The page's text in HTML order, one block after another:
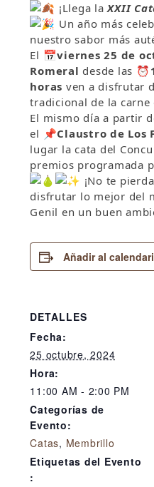
¡Llega la XXII
Un año más
nuestro sabor más
El 📅viernes 25 de
Romeral desde las ⏰
horas ven a disfrutar
tradicional de la
El mismo día a partir
el 📌Claustro de Los
lugar la cata del
premios programada
¡No te
disfrutar lo mejor del
Genil en un buen
Añadir al
DETALLES
Fecha:
25 octubre, 2024
Hora:
11:00 AM - 2:00 PM
Categorías de
Evento:
Catas, Membrillo
Etiquetas del Evento
: